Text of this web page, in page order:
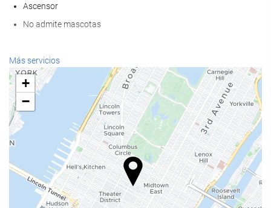
Ascensor
No admite mascotas
Servicios de recepción
Recepción 24 horas
Guardaequipaje
Acceso a Internet
Wifi gratis
Servicio de limpieza
Servicio de lavandería
Más servicios
+
−